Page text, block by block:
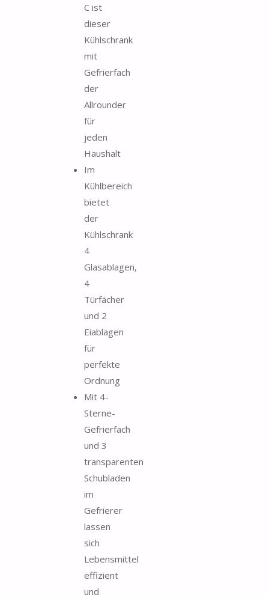
C ist
dieser
Kühlschrank
mit
Gefrierfach
der
Allrounder
für
jeden
Haushalt
Im
Kühlbereich
bietet
der
Kühlschrank
4
Glasablagen,
4
Türfächer
und 2
Eiablagen
für
perfekte
Ordnung
Mit 4-
Sterne-
Gefrierfach
und 3
transparenten
Schubladen
im
Gefrierer
lassen
sich
Lebensmittel
effizient
und